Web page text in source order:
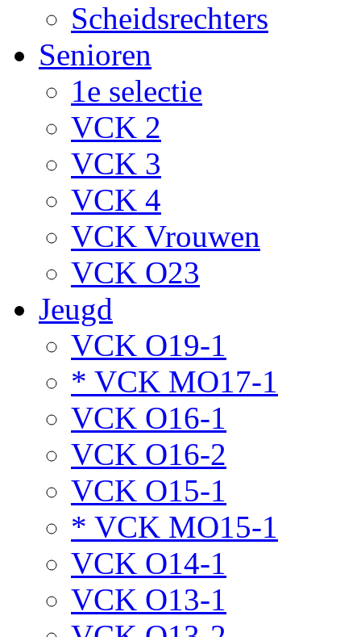
Scheidsrechters
Senioren
1e selectie
VCK 2
VCK 3
VCK 4
VCK Vrouwen
VCK O23
Jeugd
VCK O19-1
* VCK MO17-1
VCK O16-1
VCK O16-2
VCK O15-1
* VCK MO15-1
VCK O14-1
VCK O13-1